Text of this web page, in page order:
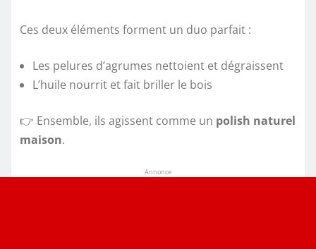
Ces deux éléments forment un duo parfait :
Les pelures d’agrumes nettoient et dégraissent
L’huile nourrit et fait briller le bois
👉 Ensemble, ils agissent comme un polish naturel
maison.
Annonce